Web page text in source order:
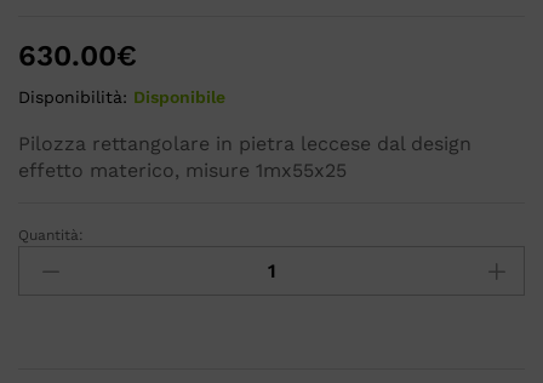
630.00€
Disponibilità: Disponibile
Pilozza rettangolare in pietra leccese dal design
effetto materico, misure 1mx55x25
Quantità: